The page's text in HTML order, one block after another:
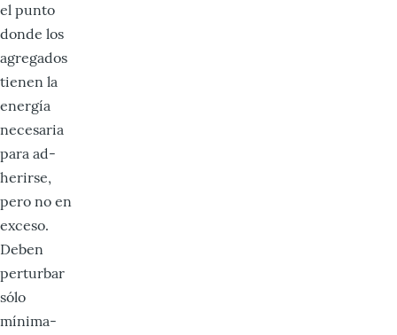
el punto
donde los
agregados
tienen la
energía
necesaria
para ad­
herirse,
pero no en
exceso.
Deben
perturbar
sólo
mínima­